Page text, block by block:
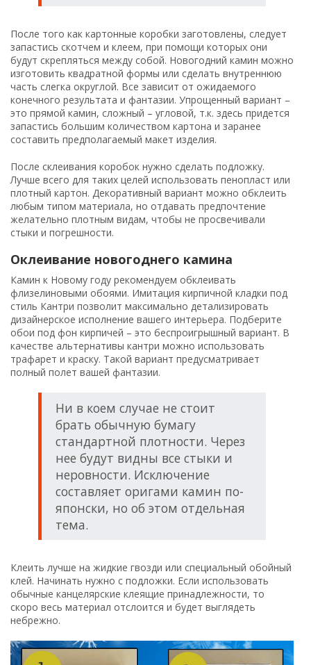
После того как картонные коробки заготовлены, следует
запастись скотчем и клеем, при помощи которых они
будут скрепляться между собой. Новогодний камин можно
изготовить квадратной формы или сделать внутреннюю
часть слегка округлой. Все зависит от ожидаемого
конечного результата и фантазии. Упрощенный вариант –
это прямой камин, сложный – угловой, т.к. здесь придется
запастись большим количеством картона и заранее
составить предполагаемый макет изделия.
После склеивания коробок нужно сделать подложку.
Лучше всего для таких целей использовать пенопласт или
плотный картон. Декоративный вариант можно обклеить
любым типом материала, но отдавать предпочтение
желательно плотным видам, чтобы не просвечивали
стыки и погрешности.
Оклеивание новогоднего камина
Камин к Новому году рекомендуем обклеивать
флизелиновыми обоями. Имитация кирпичной кладки под
стиль Кантри позволит максимально детализировать
дизайнерское исполнение вашего интерьера. Подберите
обои под фон кирпичей – это беспроигрышный вариант. В
качестве альтернативы кантри можно использовать
трафарет и краску. Такой вариант предусматривает
полный полет вашей фантазии.
Ни в коем случае не стоит
брать обычную бумагу
стандартной плотности. Через
нее будут видны все стыки и
неровности. Исключение
составляет оригами камин по-
японски, но об этом отдельная
тема.
Клеить лучше на жидкие гвозди или специальный обойный
клей. Начинать нужно с подложки. Если использовать
обычные канцелярские клеящие принадлежности, то
скоро весь материал отслоится и будет выглядеть
небрежно.